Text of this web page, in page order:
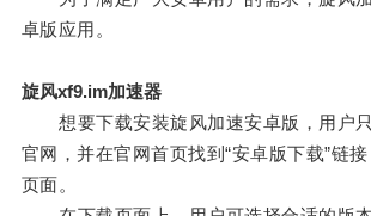
卓版应用。
旋风xf9.im加速器
想要下载安装旋风加速安卓版，用户
官网，并在官网首页找到“安卓版下载”链
页面。